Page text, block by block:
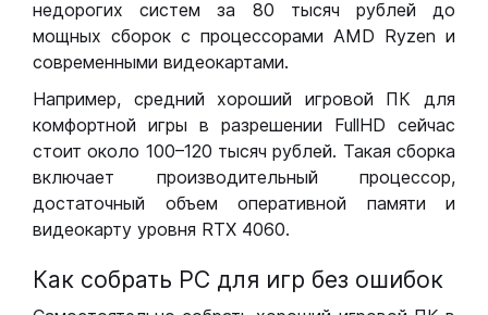
недорогих систем за 80 тысяч рублей до
мощных сборок с процессорами AMD Ryzen и
современными видеокартами.
Например, средний хороший игровой ПК для
комфортной игры в разрешении FullHD сейчас
стоит около 100–120 тысяч рублей. Такая сборка
включает производительный процессор,
достаточный объем оперативной памяти и
видеокарту уровня RTX 4060.
Как собрать РС для игр без ошибок